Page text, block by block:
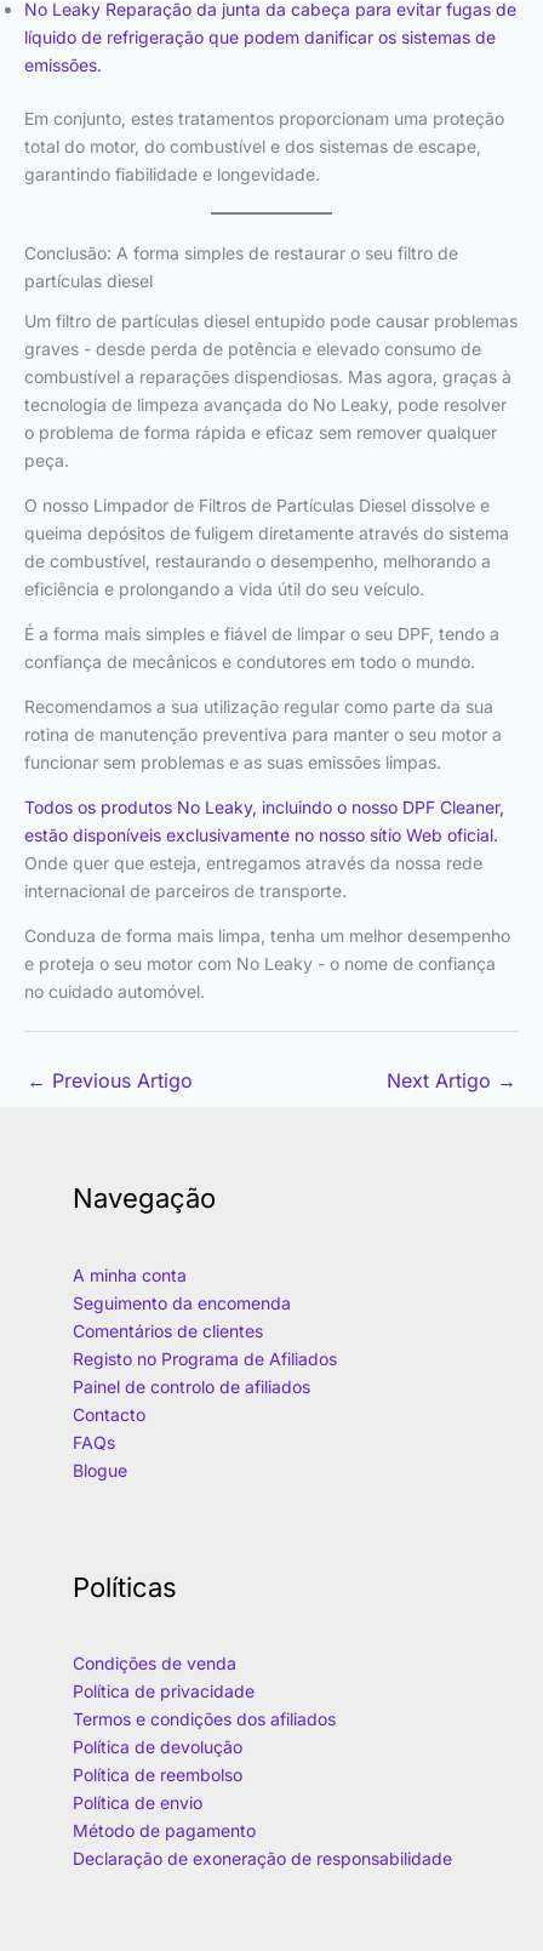
No Leaky Reparação da junta da cabeça para evitar fugas de
líquido de refrigeração que podem danificar os sistemas de
emissões.
Em conjunto, estes tratamentos proporcionam uma proteção
total do motor, do combustível e dos sistemas de escape,
garantindo fiabilidade e longevidade.
Conclusão: A forma simples de restaurar o seu filtro de
partículas diesel
Um filtro de partículas diesel entupido pode causar problemas
graves - desde perda de potência e elevado consumo de
combustível a reparações dispendiosas. Mas agora, graças à
tecnologia de limpeza avançada do No Leaky, pode resolver
o problema de forma rápida e eficaz sem remover qualquer
peça.
O nosso Limpador de Filtros de Partículas Diesel dissolve e
queima depósitos de fuligem diretamente através do sistema
de combustível, restaurando o desempenho, melhorando a
eficiência e prolongando a vida útil do seu veículo.
É a forma mais simples e fiável de limpar o seu DPF, tendo a
confiança de mecânicos e condutores em todo o mundo.
Recomendamos a sua utilização regular como parte da sua
rotina de manutenção preventiva para manter o seu motor a
funcionar sem problemas e as suas emissões limpas.
Todos os produtos No Leaky, incluindo o nosso DPF Cleaner,
estão disponíveis exclusivamente no nosso sítio Web oficial.
Onde quer que esteja, entregamos através da nossa rede
internacional de parceiros de transporte.
Conduza de forma mais limpa, tenha um melhor desempenho
e proteja o seu motor com No Leaky - o nome de confiança
no cuidado automóvel.
← Previous Artigo Next Artigo →
Navegação
A minha conta
Seguimento da encomenda
Comentários de clientes
Registo no Programa de Afiliados
Painel de controlo de afiliados
Contacto
FAQs
Blogue
Políticas
Condições de venda
Política de privacidade
Termos e condições dos afiliados
Política de devolução
Política de reembolso
Política de envio
Método de pagamento
Declaração de exoneração de responsabilidade